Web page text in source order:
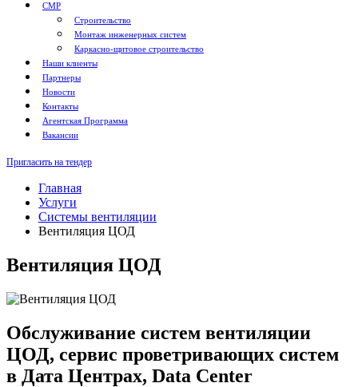
СМР
Строительство
Монтаж инженерных систем
Каркасно-щитовое строительство
Наши клиенты
Партнеры
Новости
Контакты
Агентская Программа
Вакансии
Пригласить на тендер
Главная
Услуги
Системы вентиляции
Вентиляция ЦОД
Вентиляция ЦОД
Обслуживание систем вентиляции
ЦОД, сервис проветривающих систем
в Дата Центрах, Data Center